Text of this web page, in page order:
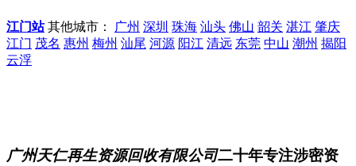
江门站其他城市： 广州 深圳 珠海 汕头 佛山 韶关 湛江 肇庆
江门 茂名 惠州 梅州 汕尾 河源 阳江 清远 东莞 中山 潮州 揭阳
云浮
广州天仁再生资源回收有限公司二十年专注涉密资